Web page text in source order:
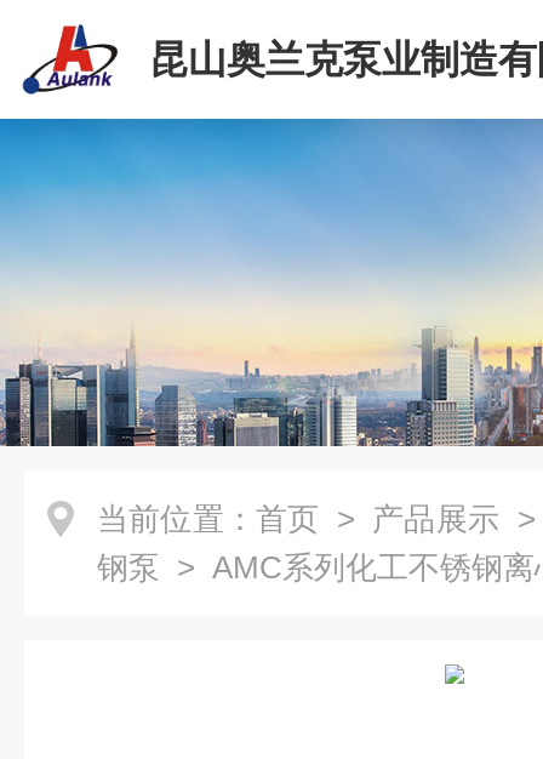
昆山奥兰克泵业制造
当前位置： 首页 > 产品展示
钢泵 > AMC系列化工不锈钢离